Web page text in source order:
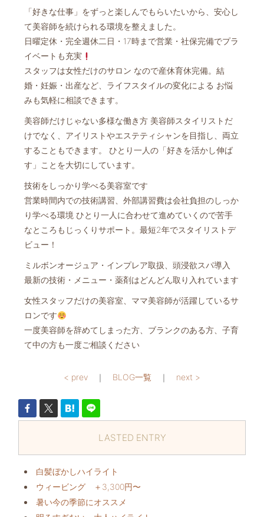
「好きな仕事」をずっと楽しんでもらいたいから、安心し
て美容師を続けられる環境を整えました。
日曜定休・完全週休二日・17時まで営業・社保完備でプラ
イベートも充実
スタッフは女性だけのサロン なので産休育休完備。結
婚・妊娠・出産など、ライフスタイルの変化による お悩
みも気軽に相談できます。
美容師だけじゃない多様な働き方 美容師スタイリストだ
けでなく、アイリストやエステティシャンを目指し、両立
することもできます。 ひとり一人の「好きを活かし伸ば
す」ことを大切にしています。
技術をしっかり学べる美容室です
営業時間内での技術講習、外部講習費は会社負担のしっか
り学べる環境 ひとり一人に合わせて進めていくので苦手
なところもじっくりサポート。最短2年でスタイリストデ
ビュー！
ミルボンオージュア・インプレア取扱、頭浸欲スパ導入
最新の技術・メニュー・薬剤はどんどん取り入れています
女性スタッフだけの美容室、ママ美容師が活躍しているサ
ロンです
一度美容師を辞めてしまった方、ブランクのある方、子育
て中の方も一度ご相談ください
< prev ｜ BLOG一覧 ｜ next >
LASTED ENTRY
白髪ぼかしハイライト
ウィービング ＋3,300円〜
暑い今の季節にオススメ️